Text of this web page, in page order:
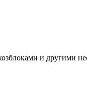
и другими